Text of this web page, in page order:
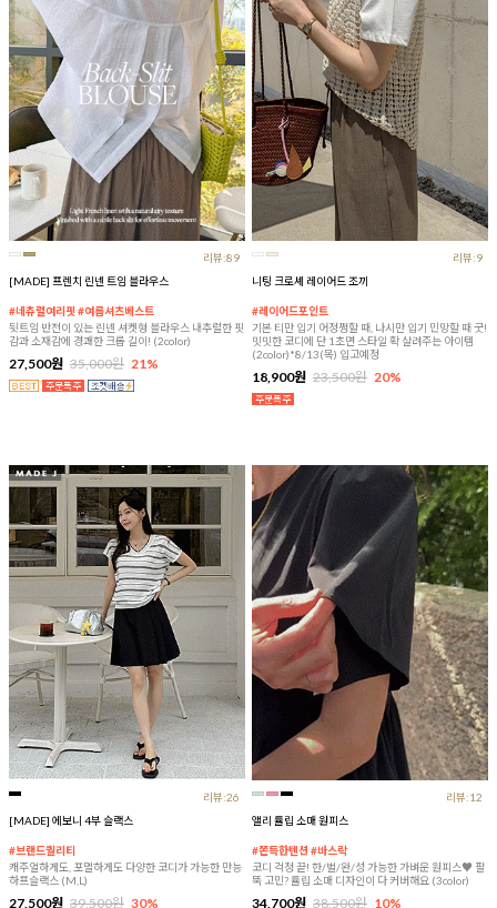
리뷰:89
[MADE] 프렌치 린넨 트임 블라우스
#네츄럴여리핏 #여름셔츠베스트
뒷트임 반전이 있는 린넨 셔켓형 블라우스 내추럴한 핏
감과 소재감에 경쾌한 크롭 길이! (2color)
27,500원 35,000원 21%
리뷰:9
니팅 크로셰 레이어드 조끼
#레이어드포인트
기본 티만 입기 어정쩡할 때, 나시만 입기 민망할 때 굿!
밋밋한 코디에 단 1초면 스타일 확 살려주는 아이템
(2color)*8/13(목) 입고예정
18,900원 23,500원 20%
리뷰:26
[MADE] 에보니 4부 슬랙스
#브랜드퀄리티
캐주얼하게도, 포멀하게도 다양한 코디가 가능한 만능
하프슬랙스 (M,L)
27,500원 39,500원 30%
리뷰:12
앨리 튤립 소매 원피스
#쫀득한텐션 #바스락
코디 걱정 끝! 한/벌/완/성 가능한 가벼운 원피스♥ 팔
뚝 고민? 튤립 소매 디자인이 다 커버해요 (3color)
34,700원 38,500원 10%